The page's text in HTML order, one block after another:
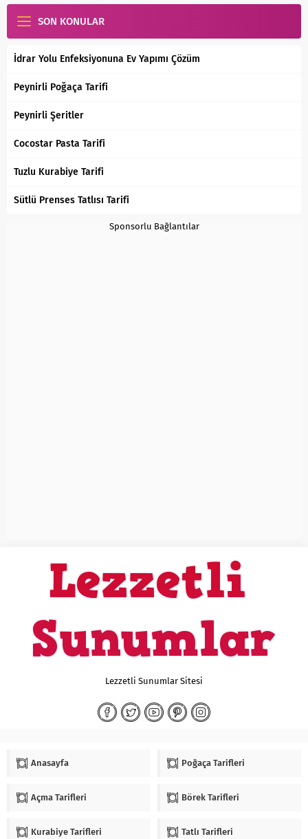
SON KONULAR
İdrar Yolu Enfeksiyonuna Ev Yapımı Çözüm
Peynirli Poğaça Tarifi
Peynirli Şeritler
Cocostar Pasta Tarifi
Tuzlu Kurabiye Tarifi
Sütlü Prenses Tatlısı Tarifi
Sponsorlu Bağlantılar
Lezzetli Sunumlar Sitesi
Anasayfa Poğaça Tarifleri
Açma Tarifleri Börek Tarifleri
Kurabiye Tarifleri Tatlı Tarifleri